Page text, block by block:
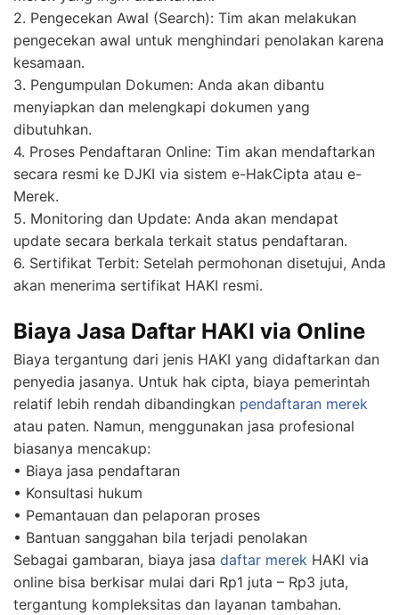
2. Pengecekan Awal (Search): Tim akan melakukan
pengecekan awal untuk menghindari penolakan karena
kesamaan.
3. Pengumpulan Dokumen: Anda akan dibantu
menyiapkan dan melengkapi dokumen yang
dibutuhkan.
4. Proses Pendaftaran Online: Tim akan mendaftarkan
secara resmi ke DJKI via sistem e-HakCipta atau e-
Merek.
5. Monitoring dan Update: Anda akan mendapat
update secara berkala terkait status pendaftaran.
6. Sertifikat Terbit: Setelah permohonan disetujui, Anda
akan menerima sertifikat HAKI resmi.
Biaya Jasa Daftar HAKI via Online
Biaya tergantung dari jenis HAKI yang didaftarkan dan
penyedia jasanya. Untuk hak cipta, biaya pemerintah
relatif lebih rendah dibandingkan pendaftaran merek
atau paten. Namun, menggunakan jasa profesional
biasanya mencakup:
• Biaya jasa pendaftaran
• Konsultasi hukum
• Pemantauan dan pelaporan proses
• Bantuan sanggahan bila terjadi penolakan
Sebagai gambaran, biaya jasa daftar merek HAKI via
online bisa berkisar mulai dari Rp1 juta – Rp3 juta,
tergantung kompleksitas dan layanan tambahan.